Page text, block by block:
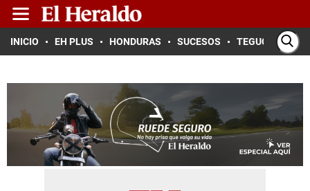
INICIO EH PLUS HONDURAS SUCESOS TEGUCIGALPA